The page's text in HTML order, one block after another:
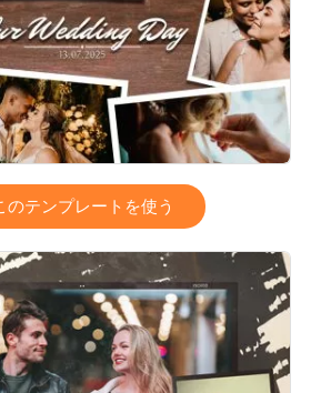
のテンプレートを使う